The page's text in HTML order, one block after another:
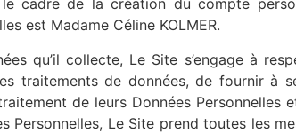
le cadre de la création du compte
est Madame Céline KOLMER.
qu’il collecte, Le Site s’engage à
traitements de données, de fournir
de leurs Données
Le Site prend toutes les